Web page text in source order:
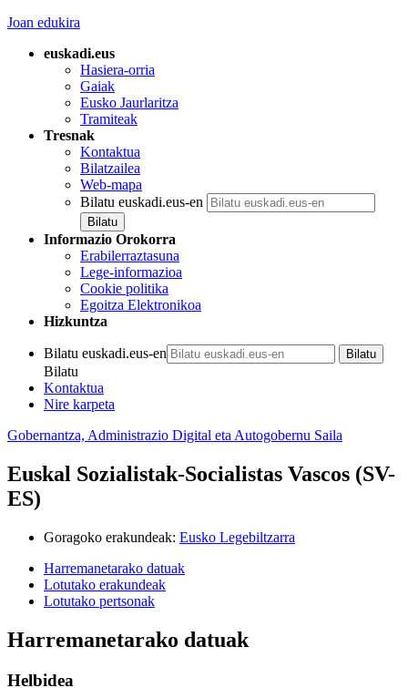
Joan edukira
euskadi.eus
Hasiera-orria
Gaiak
Eusko Jaurlaritza
Tramiteak
Tresnak
Kontaktua
Bilatzailea
Web-mapa
Bilatu euskadi.eus-en
Informazio Orokorra
Erabilerraztasuna
Lege-informazioa
Cookie politika
Egoitza Elektronikoa
Hizkuntza
Bilatu euskadi.eus-en
Bilatu
Kontaktua
Nire karpeta
Gobernantza, Administrazio Digital eta Autogobernu Saila
Euskal Sozialistak-Socialistas Vascos (SV-
ES)
Goragoko erakundeak: Eusko Legebiltzarra
Harremanetarako datuak
Lotutako erakundeak
Lotutako pertsonak
Harremanetarako datuak
Helbidea